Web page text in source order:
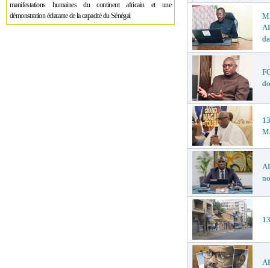
manifestations humaines du continent africain et une
démonstration éclatante de la capacité du Sénégal